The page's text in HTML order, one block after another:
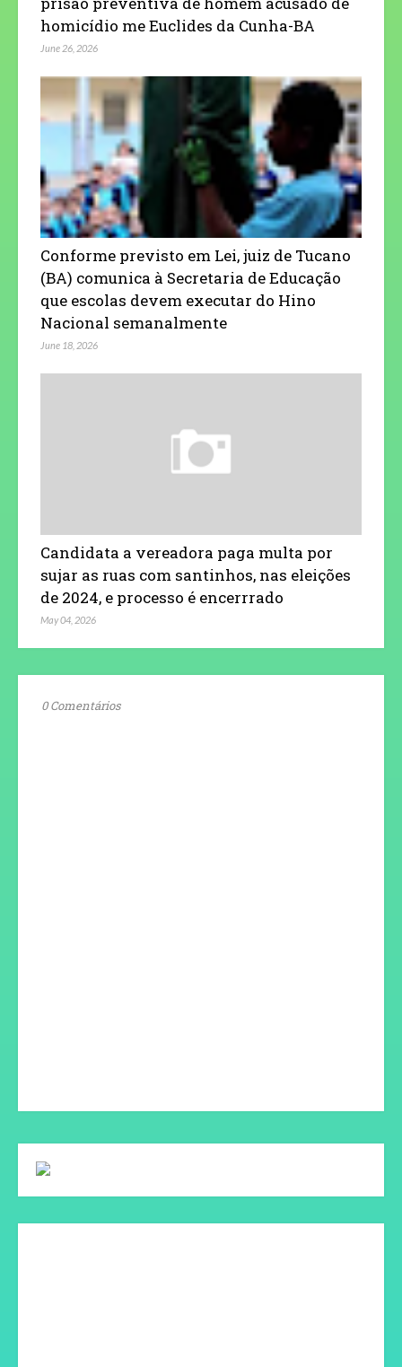
homicídio me Euclides da Cunha-BA
June 26, 2026
Conforme previsto em Lei, juiz de Tucano
(BA) comunica à Secretaria de Educação
que escolas devem executar do Hino
Nacional semanalmente
June 18, 2026
Candidata a vereadora paga multa por
sujar as ruas com santinhos, nas eleições
de 2024, e processo é encerrrado
May 04, 2026
0 Comentários